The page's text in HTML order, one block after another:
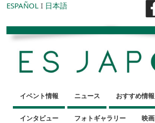
ESPAÑOL I 日本語
イベント情報 ニュース おすすめ情報
インタビュー フォトギャラリー 映画